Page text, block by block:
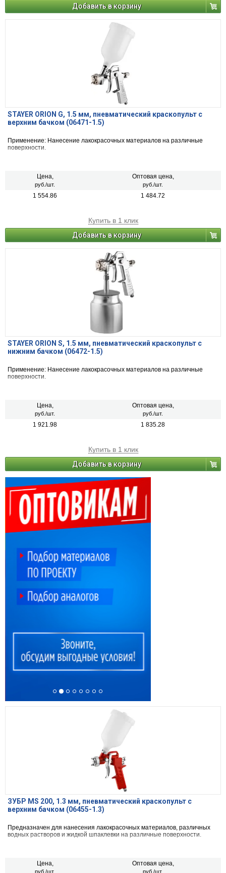
Добавить в корзину
STAYER ORION G, 1.5 мм, пневматический краскопульт с
верхним бачком (06471-1.5)
Применение: Нанесение лакокрасочных материалов на различные
поверхности.
Цена,
руб./шт.
Оптовая цена,
руб./шт.
1 554.86 1 484.72
Купить в 1 клик
Добавить в корзину
STAYER ORION S, 1.5 мм, пневматический краскопульт с
нижним бачком (06472-1.5)
Применение: Нанесение лакокрасочных материалов на различные
поверхности.
Цена,
руб./шт.
Оптовая цена,
руб./шт.
1 921.98 1 835.28
Купить в 1 клик
Добавить в корзину
ЗУБР MS 200, 1.3 мм, пневматический краскопульт с
верхним бачком (06455-1.3)
Предназначен для нанесения лакокрасочных материалов, различных
водных растворов и жидкой шпаклевки на различные поверхности.
Цена,
руб./шт.
Оптовая цена,
руб./шт.